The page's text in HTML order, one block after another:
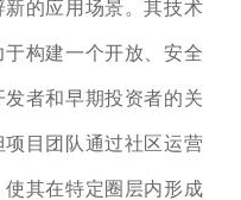
的应用场景。其技术
构建一个开放、安全
者和早期投资者的关
目团队通过社区运营
其在特定圈层内形成